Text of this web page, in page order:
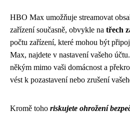
HBO Max umožňuje streamovat
zařízení současně, obvykle na třech
počtu zařízení, které mohou být
Max, najdete v nastavení vašeho
někým mimo vaši domácnost a
vést k pozastavení nebo zrušení
Kromě toho riskujete ohrožení